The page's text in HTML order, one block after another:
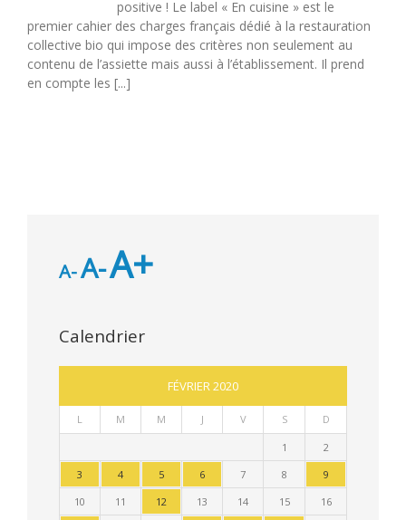
positive ! Le label « En cuisine » est le
premier cahier des charges français dédié à la restauration
collective bio qui impose des critères non seulement au
contenu de l’assiette mais aussi à l’établissement. Il prend
en compte les [...]
A-A-A+
Calendrier
FÉVRIER 2020
L M M J V S D
1
2
3
4 5 6 7 8
9
10
11 12 13 14 15
16